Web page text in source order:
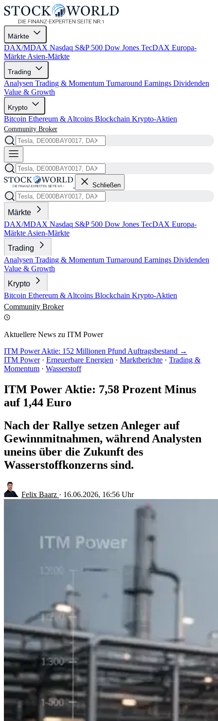
Märkte
DAX/MDAX Nasdaq S&P 500 Dow Jones TecDAX Europa-
Märkte Asien-Märkte
Trading
Analysen Trading & Momentum Turnaround Earnings Dividenden
Value & Growth
Krypto
Bitcoin Ethereum & Altcoins Blockchain Krypto-Aktien
Community Broker
Schließen
Märkte
DAX/MDAX Nasdaq S&P 500 Dow Jones TecDAX Europa-
Märkte Asien-Märkte
Trading
Analysen Trading & Momentum Turnaround Earnings Dividenden
Value & Growth
Krypto
Bitcoin Ethereum & Altcoins Blockchain Krypto-Aktien
Community Broker
Aktuellere News zu ITM Power
ITM Power Aktie: 152 Millionen Pfund Auftragsbestand →
ITM Power · Erneuerbare Energien · Marktberichte · Trading &
Momentum · Wasserstoff
ITM Power Aktie: 7,58 Prozent Minus
auf 1,44 Euro
Nach der Rallye setzen Anleger auf
Gewinnmitnahmen, während Analysten
uneins über die Zukunft des
Wasserstoffkonzerns sind.
Felix Baarz · 16.06.2026, 16:56 Uhr